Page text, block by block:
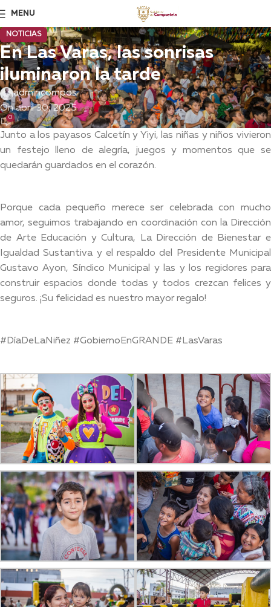
MENU
NOTICIAS
En Las Varas, las sonrisas
iluminaron la tarde
admincompos
On abril 30, 2025
0
Junto a los payasos Calcetín y Yiyi, las niñas y niños vivieron
un festejo lleno de alegría, juegos y momentos que se
quedarán guardados en el corazón.
Porque cada pequeño merece ser celebrada con mucho
amor, seguimos trabajando en coordinación con la Dirección
de Arte Educación y Cultura, La Dirección de Bienestar e
Igualdad Sustantiva y el respaldo del Presidente Municipal
Gustavo Ayon, Síndico Municipal y las y los regidores para
construir espacios donde todas y todos crezcan felices y
seguros. ¡Su felicidad es nuestro mayor regalo!
#DíaDeLaNiñez #GobiernoEnGRANDE #LasVaras